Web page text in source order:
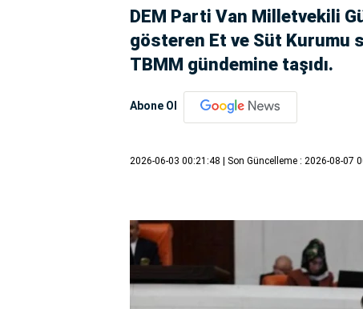
DEM Parti Van Milletvekili
gösteren Et ve Süt Kurumu
TBMM gündemine taşıdı.
Abone Ol
2026-06-03 00:21:48 | Son Güncelleme : 2026-08-07